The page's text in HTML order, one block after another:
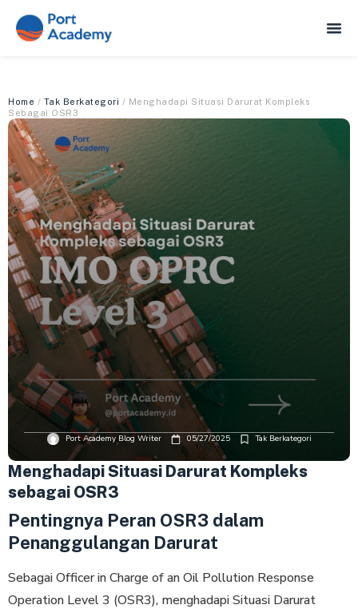
Home / Tak Berkategori / Menghadapi Situasi Darurat Kompleks
Sebagai OSR3
Port Academy Blog Writer 05/27/2025 Tak Berkategori
Menghadapi Situasi Darurat Kompleks
sebagai OSR3
Pentingnya Peran OSR3 dalam
Penanggulangan Darurat
Sebagai Officer in Charge of an Oil Pollution Response
Operation Level 3 (OSR3), menghadapi Situasi Darurat